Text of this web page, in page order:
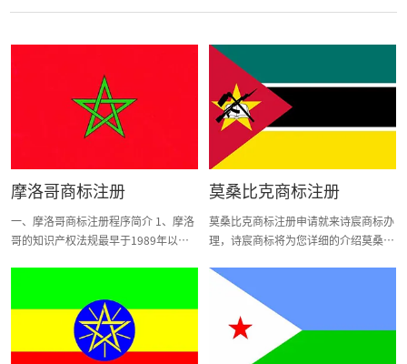
摩洛哥商标注册
一、摩洛哥商标注册程序简介 1、摩洛
哥的知识产权法规最早于1989年以第5
调整商标的法律为1993年第22号工业
产权(修正)法令。 2、摩洛哥是《保护
工业产权巴黎公约》成员国，世界知识
产权组织成员国。于1999年2月12日加
莫桑比克商标注册
莫桑比克商标注册申请就来诗宸商标办
理，诗宸商标将为您详细的介绍莫桑比
是中国综合性商标注册机构中领军人
物，致力于解决客户商标注册问题，为
客户提供有关商标注册、转让、查询等
一条龙商标整合服务。三分钟快速了解
莫桑比克商标简介、莫桑比克商标注册